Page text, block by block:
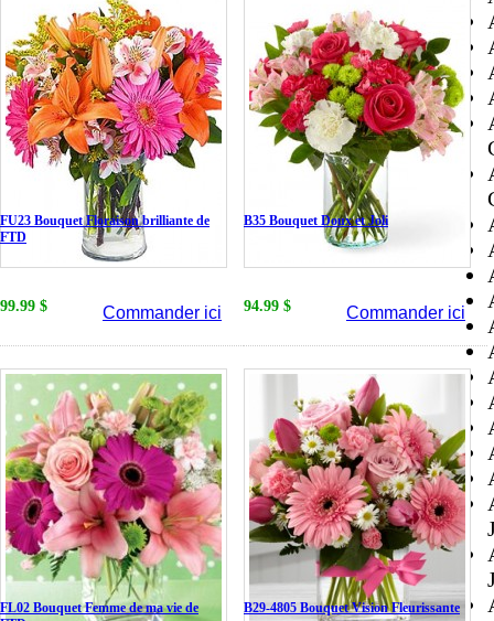
FU23 Bouquet Floraison brilliante de
FTD
99.99 $ Commander ici
B35 Bouquet Doux et Joli
94.99 $ Commander ici
FL02 Bouquet Femme de ma vie de
B29-4805 Bouquet Vision Fleurissante